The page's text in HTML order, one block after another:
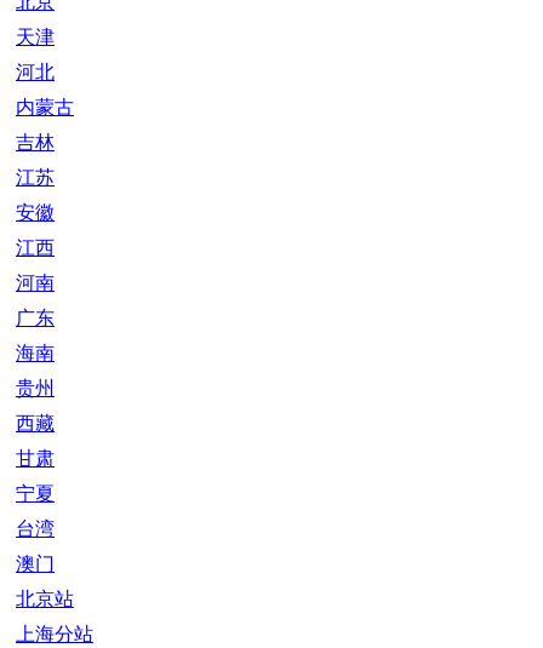
天津
河北
内蒙古
吉林
江苏
安徽
江西
河南
广东
海南
贵州
西藏
甘肃
宁夏
台湾
澳门
北京站
上海分站